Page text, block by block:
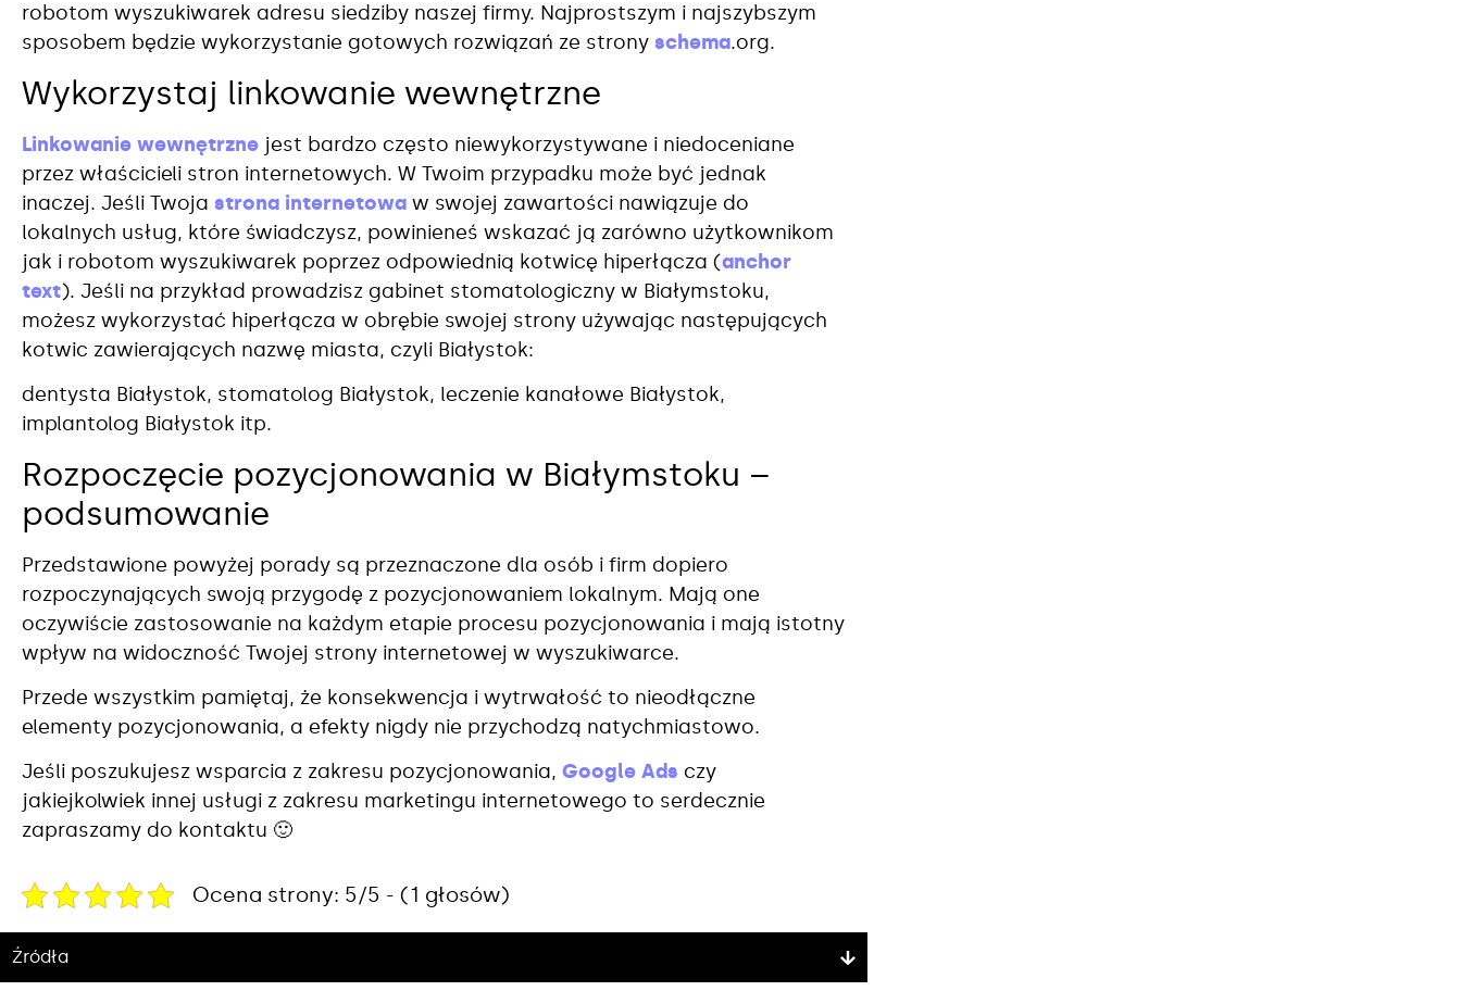
robotom wyszukiwarek adresu siedziby naszej firmy. Najprostszym i najszybszym
sposobem będzie wykorzystanie gotowych rozwiązań ze strony schema.org.
Wykorzystaj linkowanie wewnętrzne
Linkowanie wewnętrzne jest bardzo często niewykorzystywane i niedoceniane
przez właścicieli stron internetowych. W Twoim przypadku może być jednak
inaczej. Jeśli Twoja strona internetowa w swojej zawartości nawiązuje do
lokalnych usług, które świadczysz, powinieneś wskazać ją zarówno użytkownikom
jak i robotom wyszukiwarek poprzez odpowiednią kotwicę hiperłącza (anchor
text). Jeśli na przykład prowadzisz gabinet stomatologiczny w Białymstoku,
możesz wykorzystać hiperłącza w obrębie swojej strony używając następujących
kotwic zawierających nazwę miasta, czyli Białystok:
dentysta Białystok, stomatolog Białystok, leczenie kanałowe Białystok,
implantolog Białystok itp.
Rozpoczęcie pozycjonowania w Białymstoku –
podsumowanie
Przedstawione powyżej porady są przeznaczone dla osób i firm dopiero
rozpoczynających swoją przygodę z pozycjonowaniem lokalnym. Mają one
oczywiście zastosowanie na każdym etapie procesu pozycjonowania i mają istotny
wpływ na widoczność Twojej strony internetowej w wyszukiwarce.
Przede wszystkim pamiętaj, że konsekwencja i wytrwałość to nieodłączne
elementy pozycjonowania, a efekty nigdy nie przychodzą natychmiastowo.
Jeśli poszukujesz wsparcia z zakresu pozycjonowania, Google Ads czy
jakiejkolwiek innej usługi z zakresu marketingu internetowego to serdecznie
zapraszamy do kontaktu 🙂
Ocena strony: 5/5 - (1 głosów)
Źródła